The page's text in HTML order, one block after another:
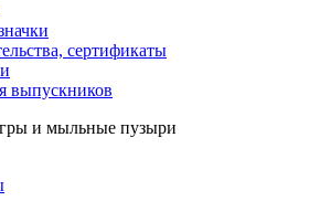
сертификаты
выпускников
и мыльные пузыри